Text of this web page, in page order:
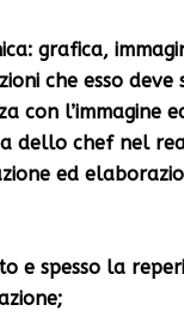
grafica,
che esso deve
con l’immagine
dello chef nel
ed
e spesso la